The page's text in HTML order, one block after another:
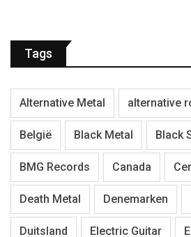
Tags
Alternative Metal alternative
België Black Metal Black
BMG Records Canada
Death Metal Denemarken
Duitsland Electric Guitar